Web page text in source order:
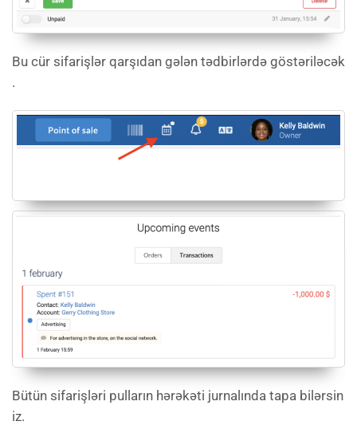
Bu cür sifarişlər qarşıdan gələn tədbirlərdə göstəriləcək
.
Bütün sifarişləri pulların hərəkəti jurnalında tapa bilərsin
iz.